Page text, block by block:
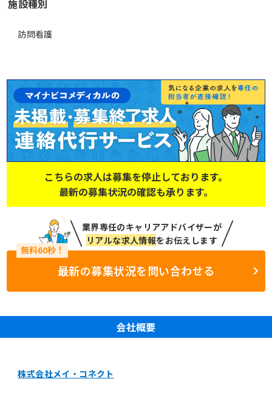
施設種別
訪問看護
こちらの求人は募集を停止しております。
最新の募集状況の確認も承ります。
業界専任のキャリアアドバイザーが
リアルな求人情報をお伝えします
最新の募集状況を問い合わせる
会社概要
株式会社メイ・コネクト